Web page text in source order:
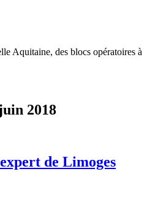
Aquitaine, des blocs opératoires à
2018
de Limoges